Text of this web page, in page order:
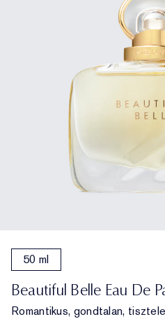
50 ml
Beautiful Belle Eau De
Romantikus, gondtalan,